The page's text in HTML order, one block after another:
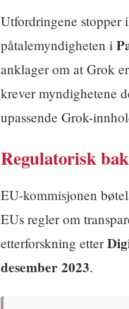
Utfordringene stopper
påtalemyndigheten i
anklager om at Grok
krever myndighetene
upassende Grok-
Regulatorisk
EU-kommisjonen
EUs regler om
etterforskning etter
desember 2023.